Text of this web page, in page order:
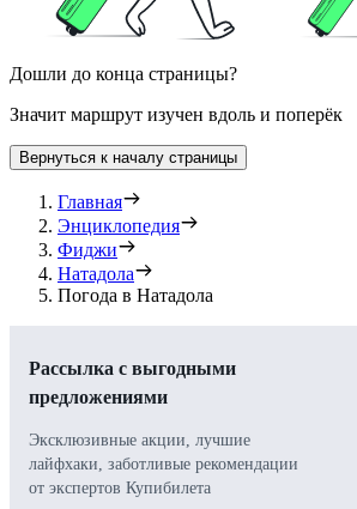
Дошли до конца страницы?
Значит маршрут изучен вдоль и поперёк
Вернуться к началу страницы
Главная
Энциклопедия
Фиджи
Натадола
Погода в Натадола
Рассылка с выгодными
предложениями
Эксклюзивные акции, лучшие
лайфхаки, заботливые рекомендации
от экспертов Купибилета